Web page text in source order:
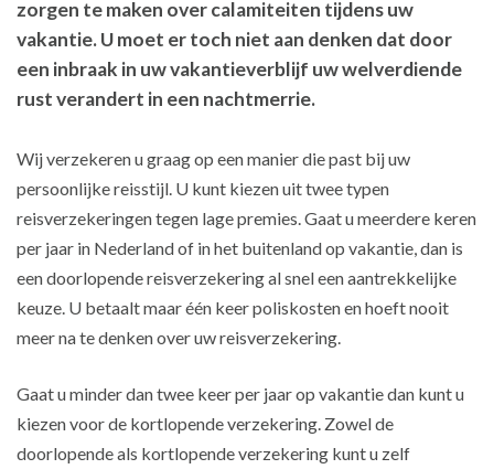
zorgen te maken over calamiteiten tijdens uw
vakantie. U moet er toch niet aan denken dat door
een inbraak in uw vakantieverblijf uw welverdiende
rust verandert in een nachtmerrie.
Wij verzekeren u graag op een manier die past bij uw
persoonlijke reisstijl. U kunt kiezen uit twee typen
reisverzekeringen tegen lage premies. Gaat u meerdere keren
per jaar in Nederland of in het buitenland op vakantie, dan is
een doorlopende reisverzekering al snel een aantrekkelijke
keuze. U betaalt maar één keer poliskosten en hoeft nooit
meer na te denken over uw reisverzekering.
Gaat u minder dan twee keer per jaar op vakantie dan kunt u
kiezen voor de kortlopende verzekering. Zowel de
doorlopende als kortlopende verzekering kunt u zelf